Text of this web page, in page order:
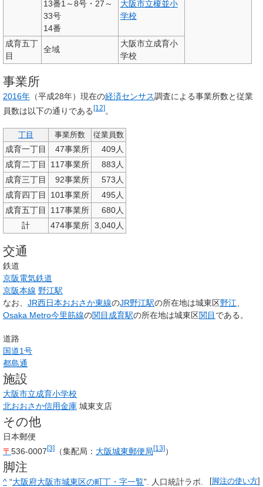
13番1～8号・27～
33号
14番
大阪市立榎並小
学校
成育五丁
目
全域
大阪市立成育小
学校
事業所
2016年 （平成28年）現在の経済センサス調査による事業所数と従業
員数は以下の通りである [12] 。
丁目 事業所数 従業員数
成育一丁目 47事業所
409人
成育二丁目
117事業所
883人
成育三丁目
92事業所
573人
成育四丁目
101事業所
495人
成育五丁目
117事業所
680人
計
474事業所 3,040人
交通
鉄道
京阪電気鉄道
京阪本線 野江駅
なお、 JR西日本おおさか東線のJR野江駅の所在地は城東区野江、
Osaka Metro今里筋線の関目成育駅の所在地は城東区関目 である。
道路
国道1号
都島通
施設
大阪市立成育小学校
北おおさか信用金庫 城東支店
その他
日本郵便
〒 536-0007[3] （集配局： 大阪城東郵便局[13]）
脚注
[脚注の使い方]
^ “大阪府大阪市城東区の町丁・字一覧”. 人口統計ラボ.